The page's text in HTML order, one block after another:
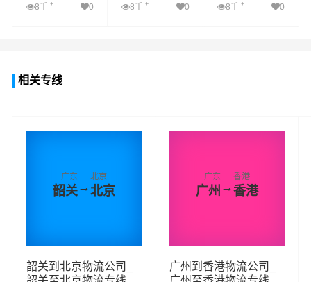
8千 + 0 8千+ 0 8千 + 0
相关专线
广东
韶关→
北京
北京
韶关到北京物流公司_
广东
广州 →
香港
香港
广州到香港物流公司_